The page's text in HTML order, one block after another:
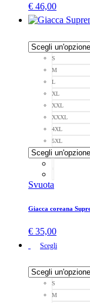
€ 46,00
S
M
L
XL
XXL
XXXL
4XL
5XL
Svuota
Giacca coreana
€ 35,00
Scegli
S
M